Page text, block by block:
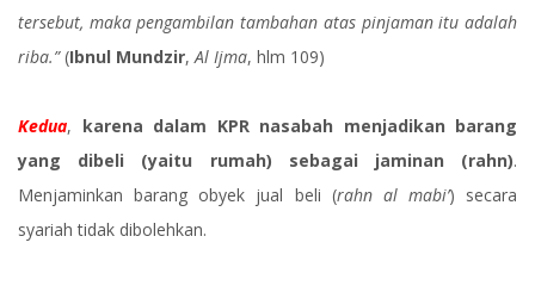
tersebut, maka pengambilan tambahan atas pinjaman itu adalah
riba.”(Ibnul Mundzir,Al Ijma, hlm 109)
Kedua, karena dalam KPR nasabah menjadikan barang
yang dibeli (yaitu rumah) sebagai jaminan (rahn).
Menjaminkan barang obyek jual beli (rahn al mabi’) secara
syariah tidak dibolehkan.